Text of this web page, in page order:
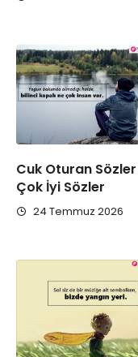
Cuk Oturan
Çok İyi Sözler
24 Temmuz 2026